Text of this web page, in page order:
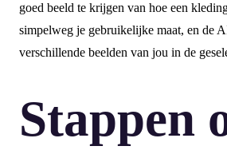
goed beeld te krijgen van hoe een
simpelweg je gebruikelijke maat, en de
verschillende beelden van jou in de
Stappen